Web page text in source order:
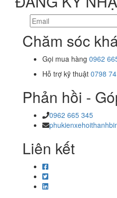
Chăm sóc
Gọi mua hàng 0962
Hỗ trợ kỹ thuật 0798
Phản hồi -
0962 665 345
Liên kết